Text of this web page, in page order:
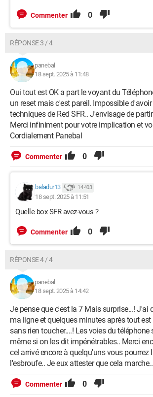
Commenter 0
RÉPONSE 3 / 4
panebal
18 sept. 2025 à 11:48
Oui tout est OK a part le voyant du
un reset mais c'est pareil. Impossible
techniques de Red SFR.. J'envisage de
Merci infiniment pour votre implication et
Cordialement Panebal
Commenter 0
baladur13 14 403
18 sept. 2025 à 11:51
Quelle box SFR avez-vous ?
Commenter 0
RÉPONSE 4 / 4
panebal
18 sept. 2025 à 14:42
Je pense que c'est la 7 Mais surprise...! J'ai
ma ligne et quelques minutes après tout est
sans rien toucher....! Les voies du
même si on les dit impénétrables.. Merci
cel arrivé encore à quelqu'uns vous pourrez
l'esbroufe.. Je eux attester que cela
Commenter 0